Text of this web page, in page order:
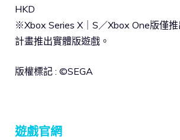
HKD
※Xbox Series X｜S／Xbox One版僅
計畫推出實體版遊戲。
版權標記 : ©SEGA
遊戲官網